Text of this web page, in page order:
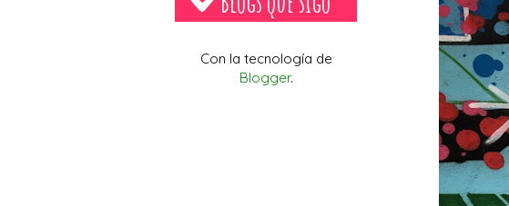
Con la tecnología de
Blogger.